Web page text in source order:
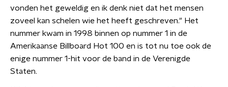
vonden het geweldig en ik denk niet dat het mensen
zoveel kan schelen wie het heeft geschreven." Het
nummer kwam in 1998 binnen op nummer 1 in de
Amerikaanse Billboard Hot 100 en is tot nu toe ook de
enige nummer 1-hit voor de band in de Verenigde
Staten.